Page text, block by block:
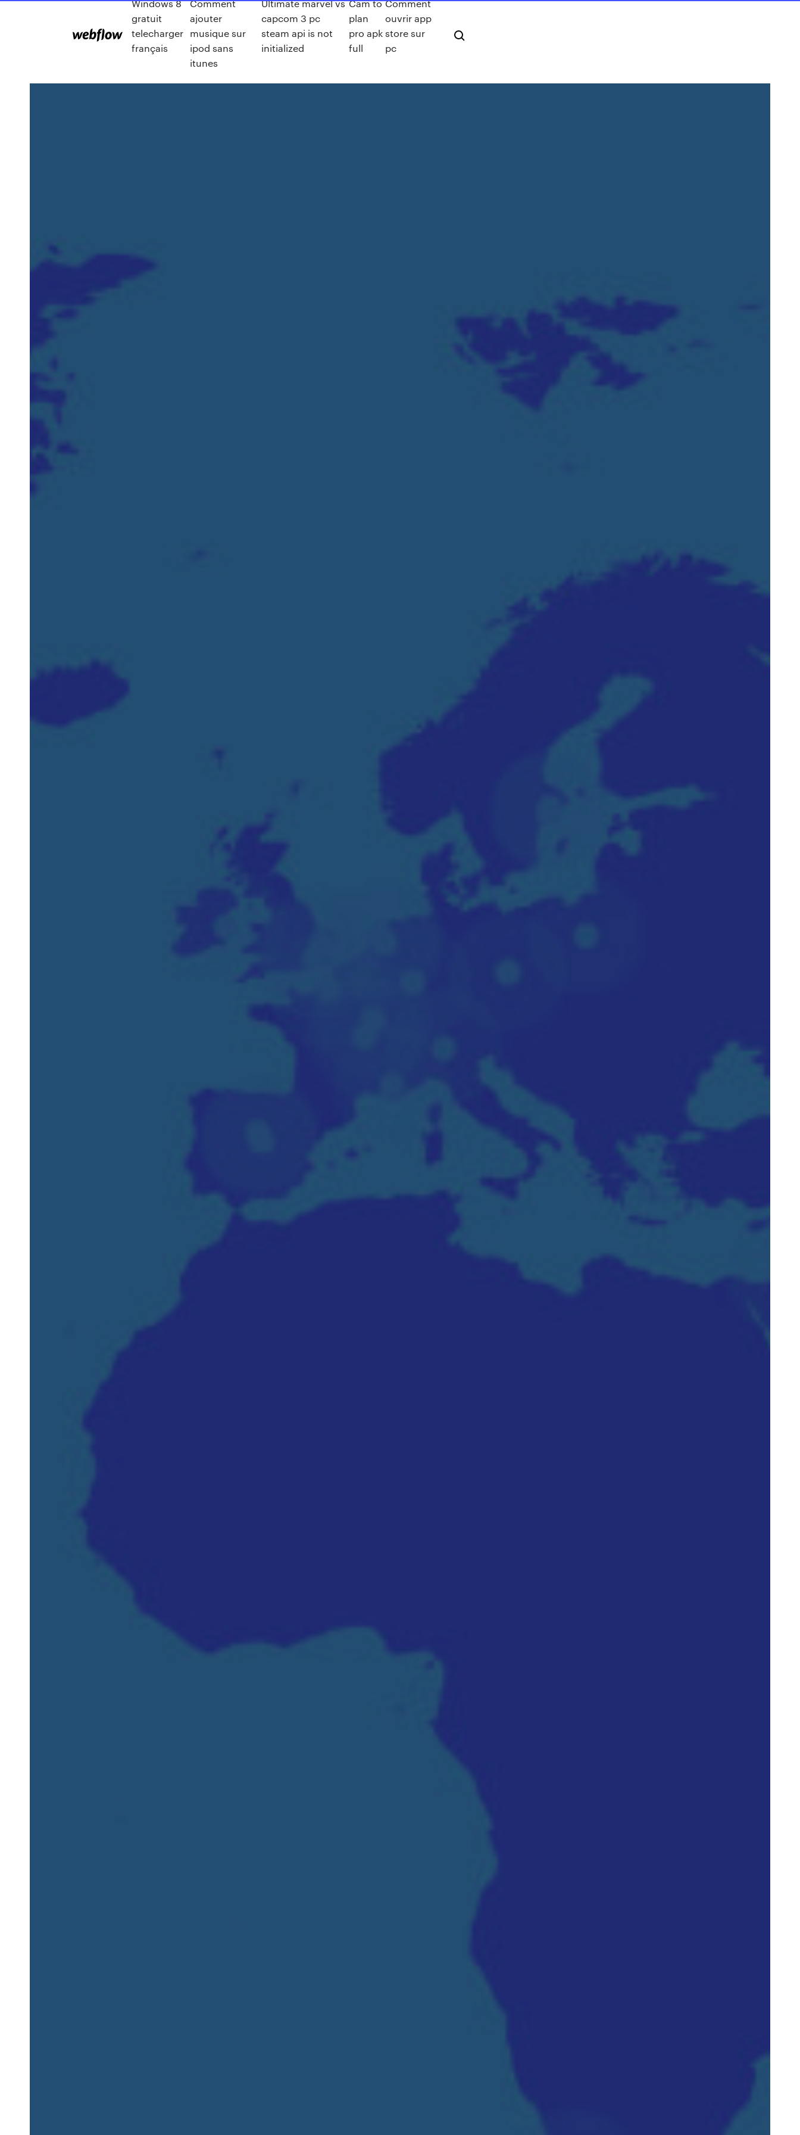
Windows 8
gratuit
telecharger
français
Comment
ajouter
musique sur
ipod sans
itunes
Ultimate marvel vs
capcom 3 pc
steam api is not
initialized
Cam to
plan
pro apk
full
Comment
ouvrir app
store sur
pc